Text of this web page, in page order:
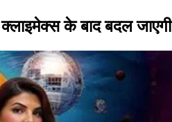
के बाद बदल जाएगी